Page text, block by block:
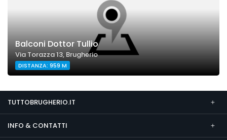
Balconi Dottor Tullio
Via Torazza 13, Brugherio
DISTANZA: 959 M
TUTTOBRUGHERIO.IT
INFO & CONTATTI